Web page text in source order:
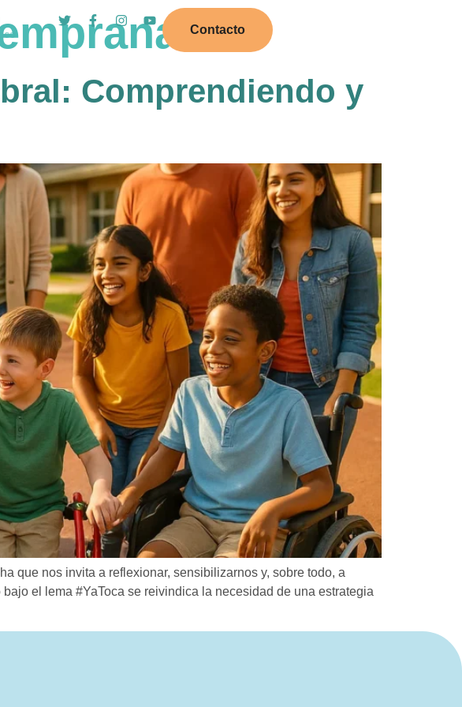
Contacto
Comprendiendo y
que nos invita a reflexionar, sensibilizarnos y, sobre todo, a
el lema #YaToca se reivindica la necesidad de una estrategia